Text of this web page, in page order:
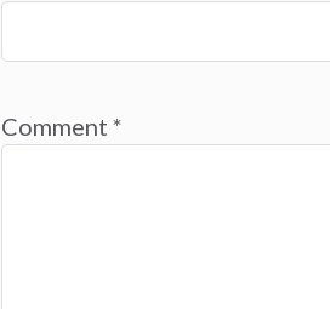
Comment *